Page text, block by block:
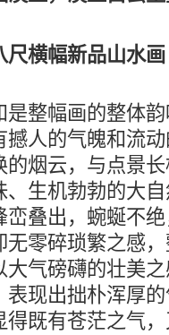
尺横幅新品山水
整幅画的整体
人的气魄和流
烟云，与点景
生机勃勃的大
叠出，蜿蜒不
零碎琐繁之感
气磅礴的壮美
现出拙朴浑厚
既有苍茫之气